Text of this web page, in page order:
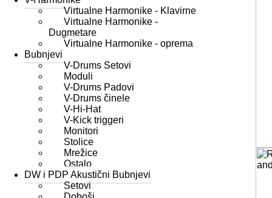
Virtualne Harmonike - Klavirne
Virtualne Harmonike -
Dugmetare
Virtualne Harmonike - oprema
Bubnjevi
V-Drums Setovi
Moduli
V-Drums Padovi
V-Drums činele
V-Hi-Hat
V-Kick triggeri
Monitori
Stolice
Mrežice
Ostalo
DW i PDP Akustični Bubnjevi
Setovi